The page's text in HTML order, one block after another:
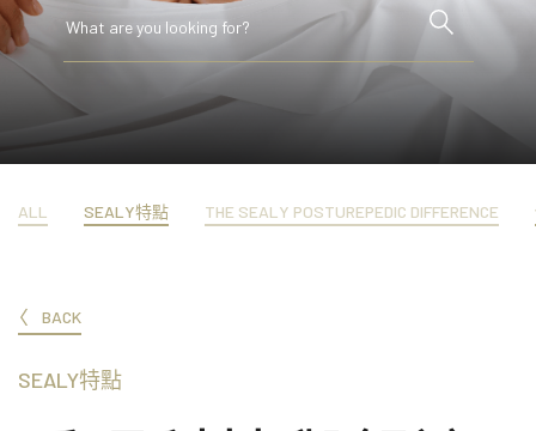
ALL SEALY特點 THE SEALY POSTUREPEDIC DIFFERENCE
BACK
SEALY特點